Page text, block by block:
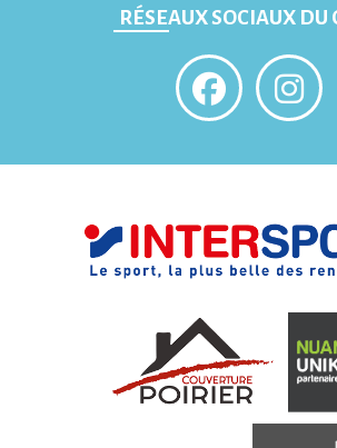
RÉSEAUX SOCIAUX DU